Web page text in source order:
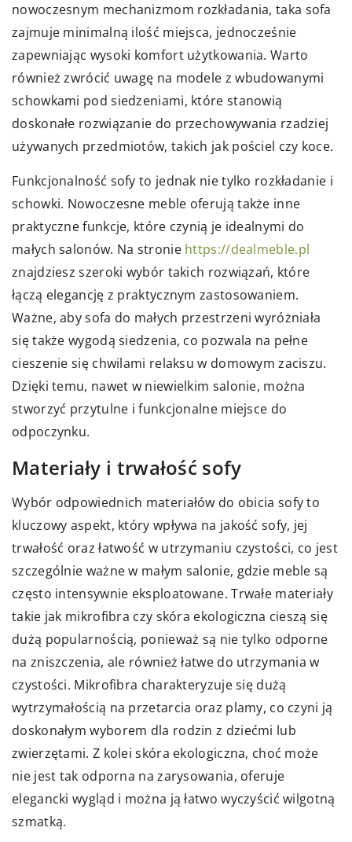
nowoczesnym mechanizmom rozkładania, taka sofa
zajmuje minimalną ilość miejsca, jednocześnie
zapewniając wysoki komfort użytkowania. Warto
również zwrócić uwagę na modele z wbudowanymi
schowkami pod siedzeniami, które stanowią
doskonałe rozwiązanie do przechowywania rzadziej
używanych przedmiotów, takich jak pościel czy koce.
Funkcjonalność sofy to jednak nie tylko rozkładanie i
schowki. Nowoczesne meble oferują także inne
praktyczne funkcje, które czynią je idealnymi do
małych salonów. Na stronie https://dealmeble.pl
znajdziesz szeroki wybór takich rozwiązań, które
łączą elegancję z praktycznym zastosowaniem.
Ważne, aby sofa do małych przestrzeni wyróżniała
się także wygodą siedzenia, co pozwala na pełne
cieszenie się chwilami relaksu w domowym zaciszu.
Dzięki temu, nawet w niewielkim salonie, można
stworzyć przytulne i funkcjonalne miejsce do
odpoczynku.
Materiały i trwałość sofy
Wybór odpowiednich materiałów do obicia sofy to
kluczowy aspekt, który wpływa na jakość sofy, jej
trwałość oraz łatwość w utrzymaniu czystości, co jest
szczególnie ważne w małym salonie, gdzie meble są
często intensywnie eksploatowane. Trwałe materiały
takie jak mikrofibra czy skóra ekologiczna cieszą się
dużą popularnością, ponieważ są nie tylko odporne
na zniszczenia, ale również łatwe do utrzymania w
czystości. Mikrofibra charakteryzuje się dużą
wytrzymałością na przetarcia oraz plamy, co czyni ją
doskonałym wyborem dla rodzin z dziećmi lub
zwierzętami. Z kolei skóra ekologiczna, choć może
nie jest tak odporna na zarysowania, oferuje
elegancki wygląd i można ją łatwo wyczyścić wilgotną
szmatką.